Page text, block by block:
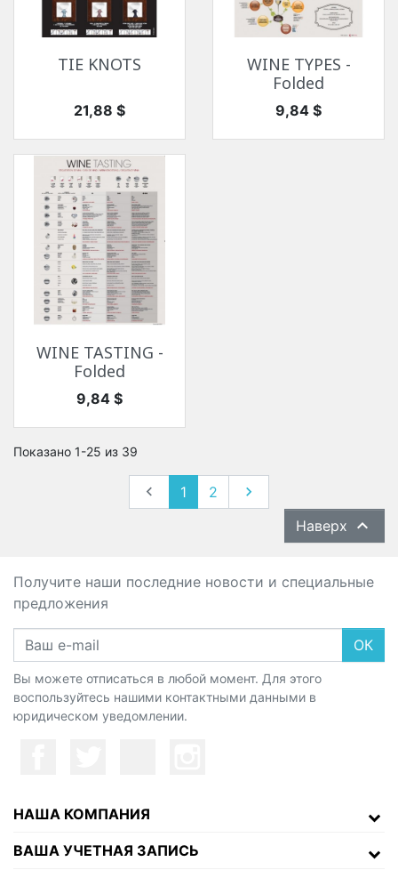
TIE KNOTS
Цена
21,88 $
WINE TYPES -
Folded
Цена
9,84 $
WINE TASTING -
Folded
Цена
9,84 $
Показано 1-25 из 39
Назад
 1 2 Вперед

Наверх 
Получите наши последние новости и специальные
предложения
ОК
Вы можете отписаться в любой момент. Для этого
воспользуйтесь нашими контактными данными в
юридическом уведомлении.
НАША КОМПАНИЯ
ВАША УЧЕТНАЯ ЗАПИСЬ